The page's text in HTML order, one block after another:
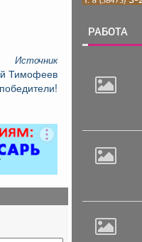
Источник
Тимофеев
РАБОТА